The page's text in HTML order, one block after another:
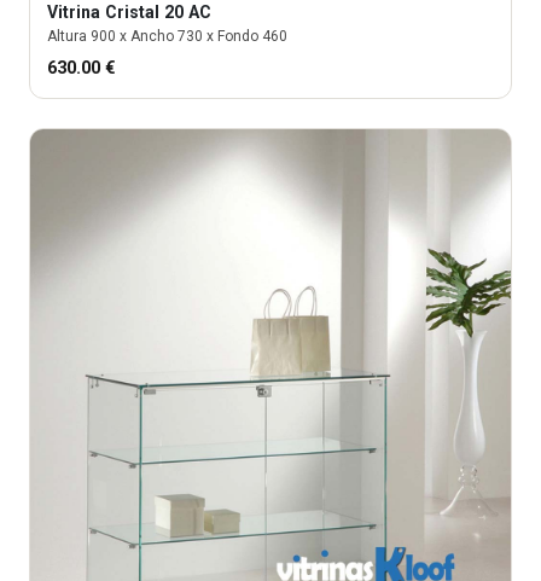
Vitrina Cristal 20 AC
Altura 900 x Ancho 730 x Fondo 460
630.00 €